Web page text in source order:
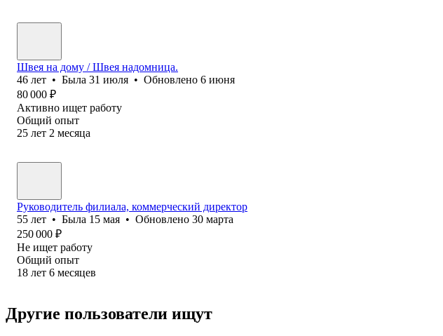
Швея на дому / Швея надомница.
46 лет • Была 31 июля • Обновлено 6 июня
80 000 ₽
Активно ищет работу
Общий опыт
25 лет 2 месяца
Руководитель филиала, коммерческий директор
55 лет • Была 15 мая • Обновлено 30 марта
250 000 ₽
Не ищет работу
Общий опыт
18 лет 6 месяцев
Другие пользователи ищут